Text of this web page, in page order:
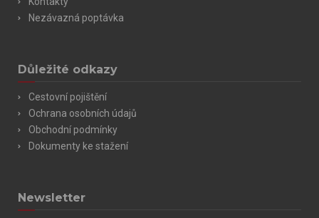
Nezávazná poptávka
Důležité odkazy
Cestovní pojištění
Ochrana osobních údajů
Obchodní podmínky
Dokumenty ke stažení
Newsletter